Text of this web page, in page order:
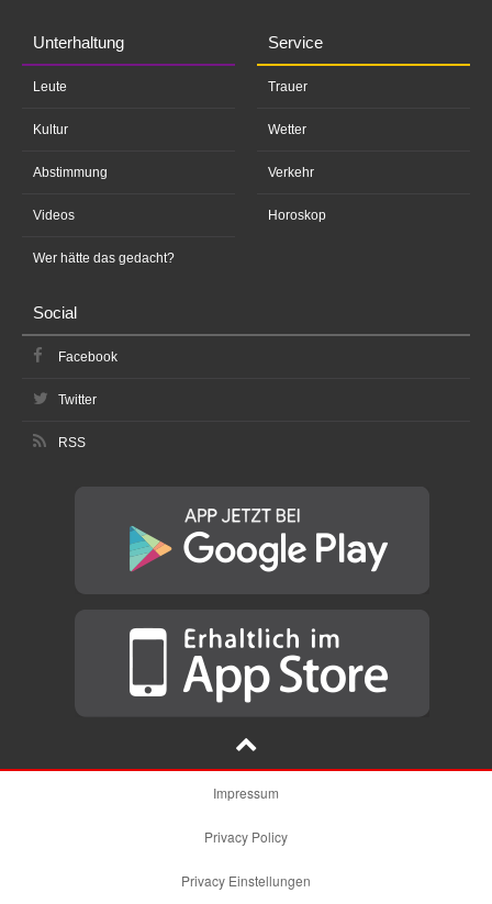
Unterhaltung
Leute
Kultur
Abstimmung
Videos
Wer hätte das gedacht?
Service
Trauer
Wetter
Verkehr
Horoskop
Social
Facebook
Twitter
RSS
Impressum
Privacy Policy
Privacy Einstellungen